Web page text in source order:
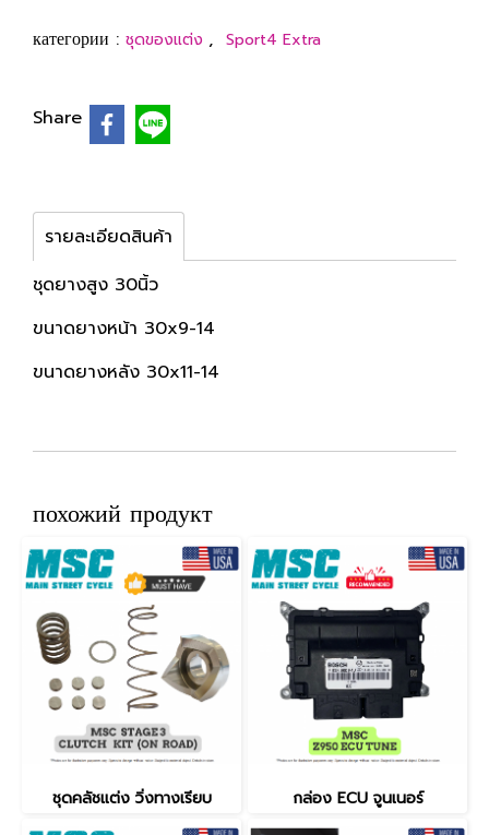
категории : ชุดของแต่ง , Sport4 Extra
Share
รายละเอียดสินค้า
ชุดยางสูง 30นิ้ว
ขนาดยางหน้า 30x9-14
ขนาดยางหลัง 30x11-14
похожий продукт
ชุดคลัชแต่ง วิ่งทางเรียบ กล่อง ECU จูนเนอร์